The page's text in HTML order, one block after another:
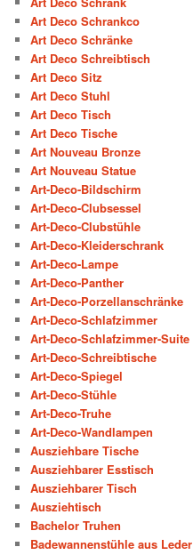
Art Deco Schrankco
Art Deco Schränke
Art Deco Schreibtisch
Art Deco Sitz
Art Deco Stuhl
Art Deco Tisch
Art Deco Tische
Art Nouveau Bronze
Art Nouveau Statue
Art-Deco-Bildschirm
Art-Deco-Clubsessel
Art-Deco-Clubstühle
Art-Deco-Kleiderschrank
Art-Deco-Lampe
Art-Deco-Panther
Art-Deco-Porzellanschränke
Art-Deco-Schlafzimmer
Art-Deco-Schlafzimmer-Suite
Art-Deco-Schreibtische
Art-Deco-Spiegel
Art-Deco-Stühle
Art-Deco-Truhe
Art-Deco-Wandlampen
Ausziehbare Tische
Ausziehbarer Esstisch
Ausziehbarer Tisch
Ausziehtisch
Bachelor Truhen
Badewannenstühle aus Leder